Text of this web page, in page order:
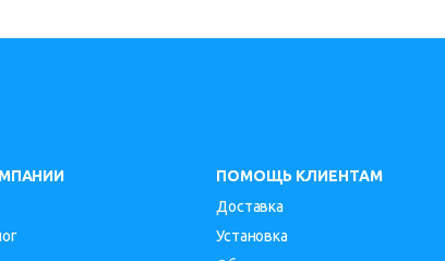
ПОМОЩЬ КЛИЕНТАМ
Доставка
Установка